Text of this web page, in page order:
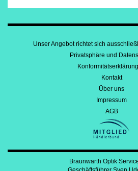
Unser Angebot richtet sich
Privatsphäre und
Kontakt
Über uns
Impressum
AGB
Braunwarth Optik